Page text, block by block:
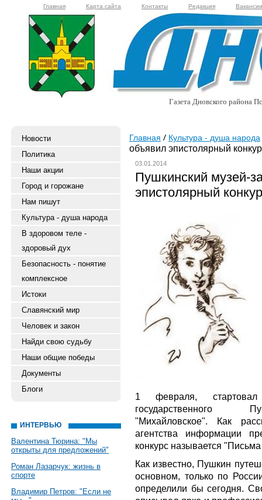
Главная Карта сайта Контакты Редакция Вакансии
Газета Дновского района
Новости
Политика
Наши акции
Город и горожане
Нам пишут
Культура - душа народа
В здоровом теле -
здоровый дух
Безопасность - понятие
комплексное
Истоки
Славянский мир
Человек и закон
Найди свою судьбу
Наши общие победы
Документы
Блоги
ИНТЕРВЬЮ
Валентина Тюрина: "Мы
открыты для предложений"
Роман Лазарчук: жизнь в
спорте
Владимир Петров: "Если не
Главная Культура - душа народа
объявил эпистолярный
03.01.2014
Пушкинский музей-
эпистолярный
1 февраля,
государственного
"Михайловское". Как
агентства информации
конкурс называется
Как известно, Пушкин
основном, только по
определили бы сегодня.